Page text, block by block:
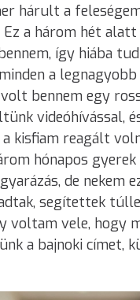
hárult a
Ez a három hét
így hiába
a legnagyobb
bennem egy
videóhívással,
kisfiam reagált
hónapos gyerek
de nekem
segítettek
voltam vele, hogy
a bajnoki címet,